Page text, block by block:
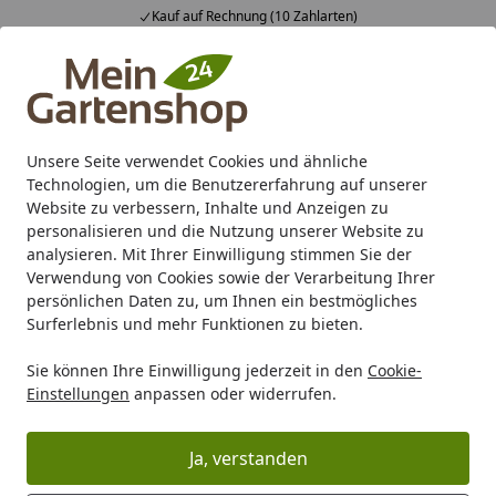
Unsere Seite verwendet Cookies und ähnliche
Technologien, um die Benutzererfahrung auf unserer
Website zu verbessern, Inhalte und Anzeigen zu
personalisieren und die Nutzung unserer Website zu
analysieren. Mit Ihrer Einwilligung stimmen Sie der
Verwendung von Cookies sowie der Verarbeitung Ihrer
persönlichen Daten zu, um Ihnen ein bestmögliches
Surferlebnis und mehr Funktionen zu bieten.
Sie können Ihre Einwilligung jederzeit in den Cookie-
Einstellungen anpassen oder widerrufen.
Ja, verstanden
Kauf auf Rechnung (10 Zahlarten)
Alle Produkte
Mein Konto
Suchen
Karibu Pools inkl. gratis Sandfilteranlage & Pool-
Starterset (Gesamtwert bis 468,99€)
Startseite
Wellness Saunen / Wellness Elementsauna
Fronteinstieg 68 mm